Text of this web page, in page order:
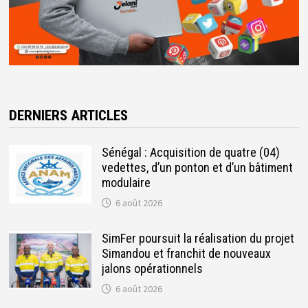
DERNIERS ARTICLES
Sénégal : Acquisition de quatre (04)
vedettes, d’un ponton et d’un bâtiment
modulaire
6 août 2026
SimFer poursuit la réalisation du projet
Simandou et franchit de nouveaux
jalons opérationnels
6 août 2026